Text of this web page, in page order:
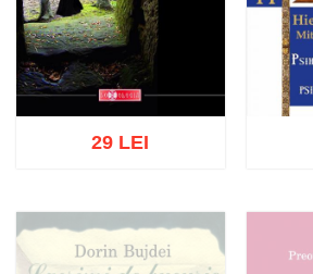
Adaugă în coș
29 LEI